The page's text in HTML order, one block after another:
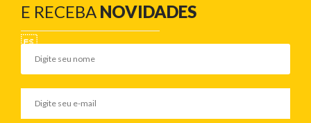
E RECEBA NOVIDADES